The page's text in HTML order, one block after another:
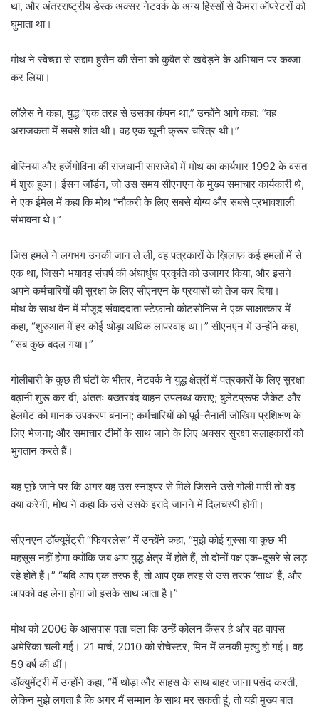
था, और अंतरराष्ट्रीय डेस्क अक्सर नेटवर्क के अन्य हिस्सों से कैमरा ऑपरेटरों को
घुमाता था।
मोथ ने स्वेच्छा से सद्दाम हुसैन की सेना को कुवैत से खदेड़ने के अभियान पर कब्जा
कर लिया।
लॉलेस ने कहा, युद्ध “एक तरह से उसका कंपन था,” उन्होंने आगे कहा: “वह
अराजकता में सबसे शांत थी। वह एक खूनी क्रूर चरित्र थी।”
बोस्निया और हर्जेगोविना की राजधानी साराजेवो में मोथ का कार्यभार 1992 के वसंत
में शुरू हुआ। ईसन जॉर्डन, जो उस समय सीएनएन के मुख्य समाचार कार्यकारी थे,
ने एक ईमेल में कहा कि मोथ “नौकरी के लिए सबसे योग्य और सबसे प्रभावशाली
संभावना थे।”
जिस हमले ने लगभग उनकी जान ले ली, वह पत्रकारों के ख़िलाफ़ कई हमलों में से
एक था, जिसने भयावह संघर्ष की अंधाधुंध प्रकृति को उजागर किया, और इसने
अपने कर्मचारियों की सुरक्षा के लिए सीएनएन के प्रयासों को तेज कर दिया।
मोथ के साथ वैन में मौजूद संवाददाता स्टेफ़ानो कोटसोनिस ने एक साक्षात्कार में
कहा, “शुरुआत में हर कोई थोड़ा अधिक लापरवाह था।” सीएनएन में उन्होंने कहा,
“सब कुछ बदल गया।”
गोलीबारी के कुछ ही घंटों के भीतर, नेटवर्क ने युद्ध क्षेत्रों में पत्रकारों के लिए सुरक्षा
बढ़ानी शुरू कर दी, अंततः बख्तरबंद वाहन उपलब्ध कराए; बुलेटप्रूफ जैकेट और
हेलमेट को मानक उपकरण बनाना; कर्मचारियों को पूर्व-तैनाती जोखिम प्रशिक्षण के
लिए भेजना; और समाचार टीमों के साथ जाने के लिए अक्सर सुरक्षा सलाहकारों को
भुगतान करते हैं।
यह पूछे जाने पर कि अगर वह उस स्नाइपर से मिले जिसने उसे गोली मारी तो वह
क्या करेगी, मोथ ने कहा कि उसे उसके इरादे जानने में दिलचस्पी होगी।
सीएनएन डॉक्यूमेंट्री “फियरलेस” में उन्होंने कहा, “मुझे कोई गुस्सा या कुछ भी
महसूस नहीं होगा क्योंकि जब आप युद्ध क्षेत्र में होते हैं, तो दोनों पक्ष एक-दूसरे से लड़
रहे होते हैं।” “यदि आप एक तरफ हैं, तो आप एक तरह से उस तरफ ‘साथ’ हैं, और
आपको वह लेना होगा जो इसके साथ आता है।”
मोथ को 2006 के आसपास पता चला कि उन्हें कोलन कैंसर है और वह वापस
अमेरिका चली गईं। 21 मार्च, 2010 को रोचेस्टर, मिन में उनकी मृत्यु हो गई। वह
59 वर्ष की थीं।
डॉक्युमेंट्री में उन्होंने कहा, “मैं थोड़ा और साहस के साथ बाहर जाना पसंद करती,
लेकिन मुझे लगता है कि अगर मैं सम्मान के साथ मर सकती हूं, तो यही मुख्य बात